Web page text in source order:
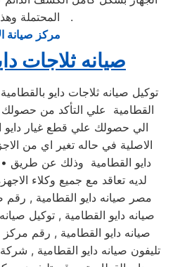
المحتملة وهذا مايميزنا .
مركز صيانة
صيانه ثلاجات
توكيل صيانه ثلاجات دايو
القطامية علي التأكد من
الي حصولك علي قطع غيار دايو
الاصلية في حاله تغير اي من
دايو القطامية وذلك عن طريق •
لديه تعاقد مع جميع وكلاء
مصر صيانه دايو القطامية , رقم
صيانه دايو القطامية , توكيل
صيانه دايو القطامية , رقم
تليفون صيانه دايو القطامية ,